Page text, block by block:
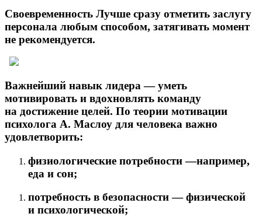
Своевременность Лучше сразу отметить заслугу
персонала любым способом, затягивать момент
не рекомендуется.
Важнейший навык лидера — уметь
мотивировать и вдохновлять команду
на достижение целей. По теории мотивации
психолога А. Маслоу для человека важно
удовлетворить:
физиологические потребности —например,
еда и сон;
потребность в безопасности — физической
и психологической;